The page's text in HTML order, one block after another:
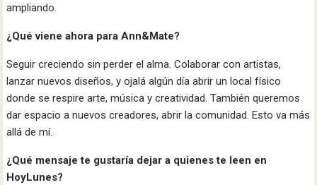
ampliando.
¿Qué viene ahora para Ann&Mate?
Seguir creciendo sin perder el alma. Colaborar con artistas,
lanzar nuevos diseños, y ojalá algún día abrir un local físico
donde se respire arte, música y creatividad. También queremos
dar espacio a nuevos creadores, abrir la comunidad. Esto va más
allá de mí.
¿Qué mensaje te gustaría dejar a quienes te leen en
HoyLunes?